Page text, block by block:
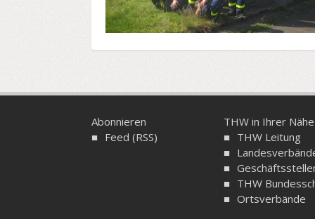
Abonnieren
Feed (RSS)
THW in Ihrer Nähe
THW Leitung
THW
Ortsverbände